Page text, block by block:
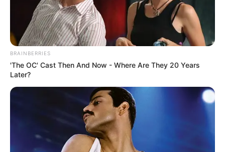
BRAINBERRIES
'The OC' Cast Then And Now - Where Are They 20 Years
Later?